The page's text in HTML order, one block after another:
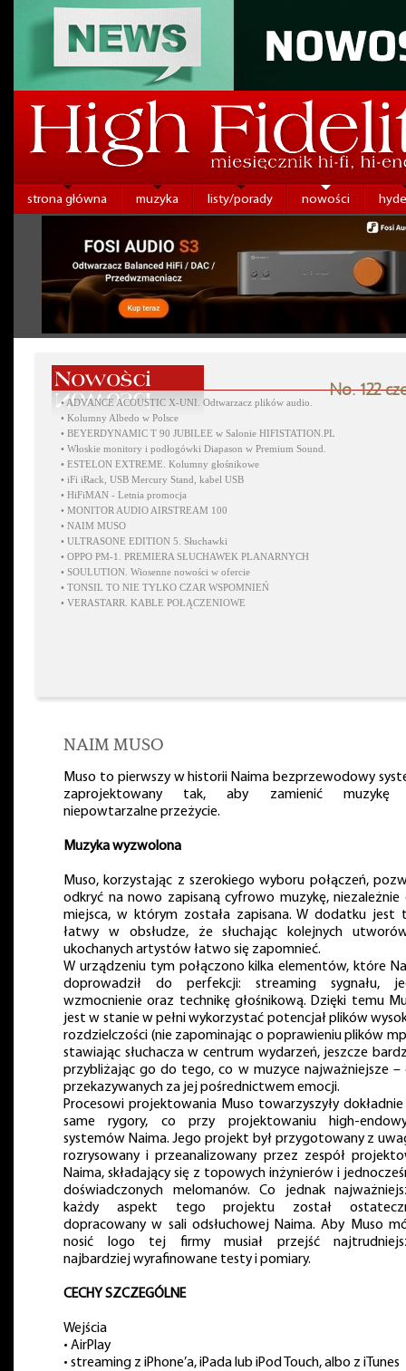
strona główna muzyka listy/porady nowości
No. 122
•ADVANCE ACOUSTIC X-UNI. Odtwarzacz plików audio.
• Kolumny Albedo w Polsce
• BEYERDYNAMIC T 90 JUBILEE w Salonie HIFISTATION.PL
• Włoskie monitory i podłogówki Diapason w Premium Sound.
• ESTELON EXTREME. Kolumny głośnikowe
• iFi iRack, USB Mercury Stand, kabel USB
• HiFiMAN - Letnia promocja
• MONITOR AUDIO AIRSTREAM 100
• NAIM MUSO
• ULTRASONE EDITION 5. Słuchawki
• OPPO PM-1. PREMIERA SŁUCHAWEK PLANARNYCH
• SOULUTION. Wiosenne nowości w ofercie
• TONSIL TO NIE TYLKO CZAR WSPOMNIEŃ
• VERASTARR. KABLE POŁĄCZENIOWE
NAIM MUSO
Muso to pierwszy w historii Naima bezprzewodowy
zaprojektowany tak, aby zamienić muzykę
niepowtarzalne przeżycie.
Muzyka wyzwolona
Muso, korzystając z szerokiego wyboru połączeń,
odkryć na nowo zapisaną cyfrowo muzykę, niezależnie
miejsca, w którym została zapisana. W dodatku jest
łatwy w obsłudze, że słuchając kolejnych
ukochanych artystów łatwo się zapomnieć.
W urządzeniu tym połączono kilka elementów, które
doprowadził do perfekcji: streaming sygnału,
wzmocnienie oraz technikę głośnikową. Dzięki temu
jest w stanie w pełni wykorzystać potencjał plików
rozdzielczości (nie zapominając o poprawieniu plików
stawiając słuchacza w centrum wydarzeń, jeszcze
przybliżając go do tego, co w muzyce najważniejsze –
przekazywanych za jej pośrednictwem emocji.
Procesowi projektowania Muso towarzyszyły
same rygory, co przy projektowaniu high-
systemów Naima. Jego projekt był przygotowany z
rozrysowany i przeanalizowany przez zespół
Naima, składający się z topowych inżynierów i
doświadczonych melomanów. Co jednak
każdy aspekt tego projektu został
dopracowany w sali odsłuchowej Naima. Aby Muso
nosić logo tej firmy musiał przejść
najbardziej wyrafinowane testy i pomiary.
CECHY SZCZEGÓLNE
Wejścia
• AirPlay
• streaming z iPhone’a, iPada lub iPod Touch, albo z iTunes